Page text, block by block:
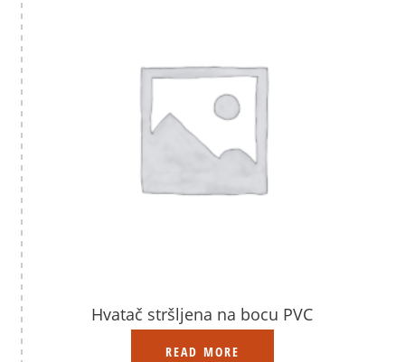
Hvatač stršljena na bocu PVC
READ MORE